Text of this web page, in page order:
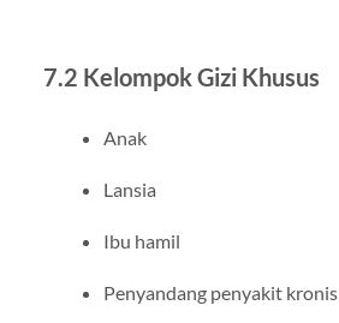
7.2 Kelompok Gizi Khusus
Anak
Lansia
Ibu hamil
Penyandang penyakit kronis